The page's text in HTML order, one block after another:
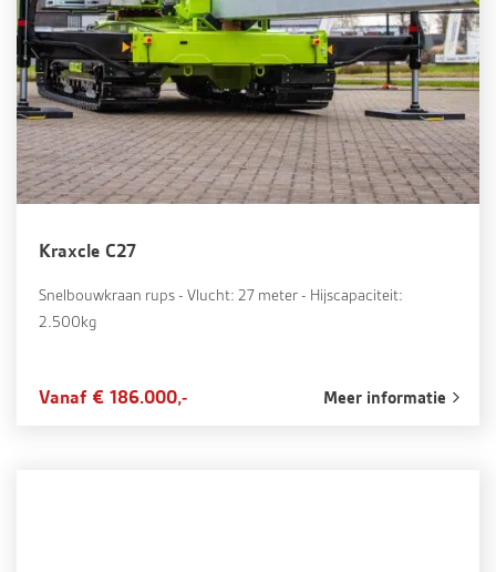
Kraxcle C27
Snelbouwkraan rups - Vlucht: 27 meter - Hijscapaciteit:
2.500kg
Vanaf € 186.000,- Meer informatie